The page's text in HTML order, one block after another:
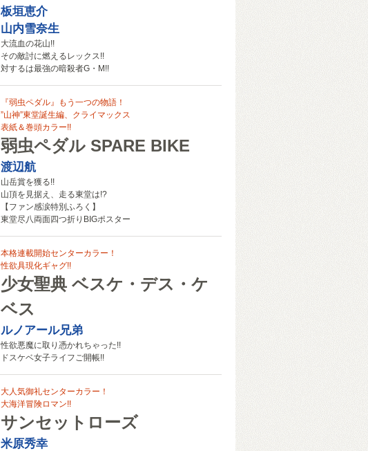
板垣恵介
山内雪奈生
大流血の花山!!
その敵討に燃えるレックス!!
対するは最強の暗殺者G・M!!
『弱虫ペダル』もう一つの物語！
”山神”東堂誕生編、クライマックス
表紙＆巻頭カラー!!
弱虫ペダル SPARE BIKE
渡辺航
山岳賞を獲る!!
山頂を見据え、走る東堂は!?
【ファン感涙特別ふろく】
東堂尽八両面四つ折りBIGポスター
本格連載開始センターカラー！
性欲具現化ギャグ!!
少女聖典 ベスケ・デス・ケ
ベス
ルノアール兄弟
性欲悪魔に取り憑かれちゃった!!
ドスケベ女子ライフご開帳!!
大人気御礼センターカラー！
大海洋冒険ロマン!!
サンセットローズ
米原秀幸